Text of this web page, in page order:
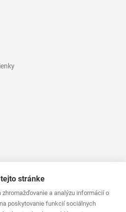
r.o.
stránke
zhromažďovanie a analýzu informácií o
poskytovanie funkcií sociálnych